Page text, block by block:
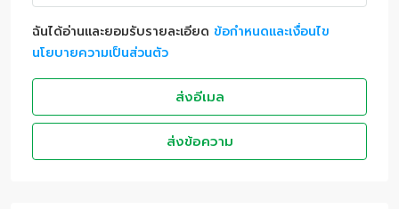
ฉันได้อ่านและยอมรับรายละเอียด ข้อกำหนดและเงื่อนไข
นโยบายความเป็นส่วนตัว
ส่งอีเมล
ส่งข้อความ